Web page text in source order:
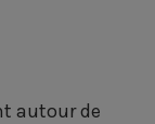
autour de